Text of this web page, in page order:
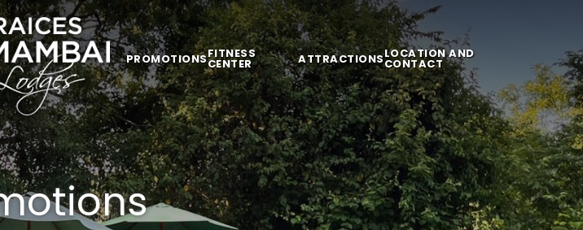
PROMOTIONSFITNESS
CENTER ATTRACTIONSLOCATION AND
CONTACT